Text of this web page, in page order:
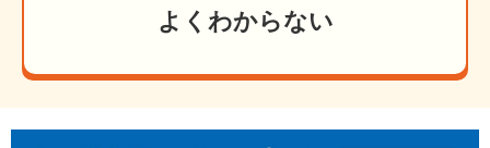
よくわからない